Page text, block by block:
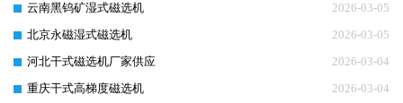
2026-03-05
云南黑钨矿湿式磁选机
2026-03-05
北京永磁湿式磁选机
2026-03-04
河北干式磁选机厂家供应
2026-03-04
重庆干式高梯度磁选机